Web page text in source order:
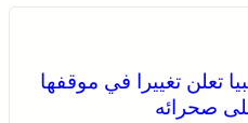
تعلن تغييرا في موقفها
صحرائه